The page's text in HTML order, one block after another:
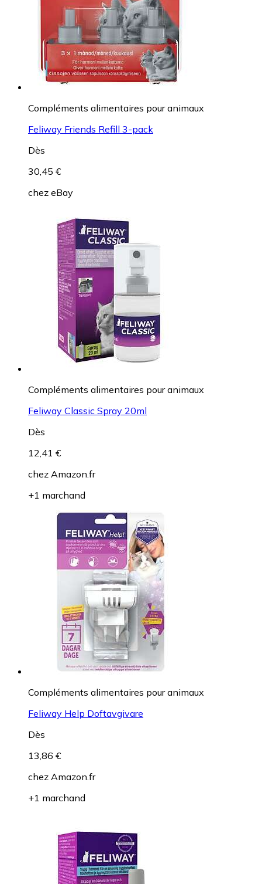
Compléments alimentaires pour animaux
Feliway Friends Refill 3-pack
Dès
30,45 €
chez eBay
Compléments alimentaires pour animaux
Feliway Classic Spray 20ml
Dès
12,41 €
chez Amazon.fr
+1 marchand
Compléments alimentaires pour animaux
Feliway Help Doftavgivare
Dès
13,86 €
chez Amazon.fr
+1 marchand